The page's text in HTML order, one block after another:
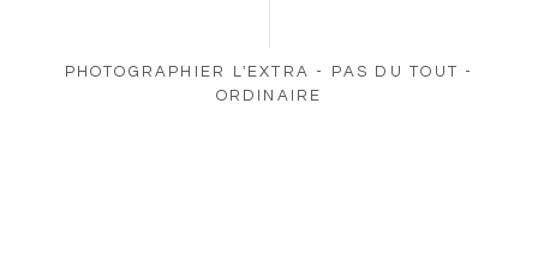
PHOTOGRAPHIER L'EXTRA - PAS DU TOUT -
ORDINAIRE